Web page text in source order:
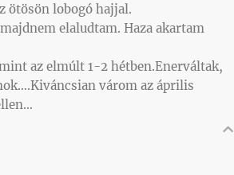
ötösön lobogó hajjal.
elaludtam. Haza akartam
az elmúlt 1-2 hétben.Enerváltak,
várom az április